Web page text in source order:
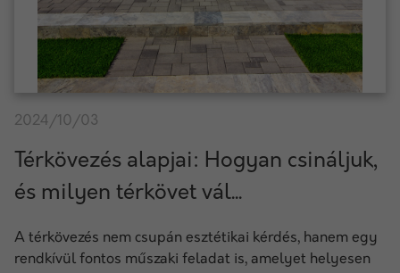
2024/10/03
Térkövezés alapjai: Hogyan csináljuk,
és milyen térkövet vál...
A térkövezés nem csupán esztétikai kérdés, hanem egy
rendkívül fontos műszaki feladat is, amelyet helyesen